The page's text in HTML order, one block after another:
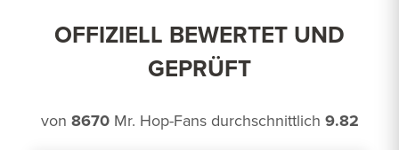
OFFIZIELL BEWERTET UND
GEPRÜFT
von 8670Mr. Hop-Fans durchschnittlich 9.82